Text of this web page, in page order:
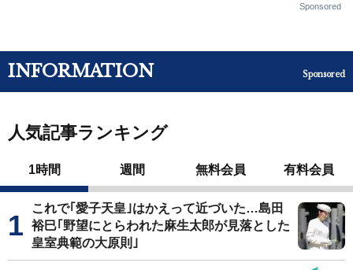
Sponsored
INFORMATION Sponsored
人気記事ランキング
1時間 週間 無料会員 有料会員
これで｢愛子天皇｣はかえって近づいた…島田
裕巳｢野望にとらわれた麻生太郎が見落とした
皇室典範の大原則｣